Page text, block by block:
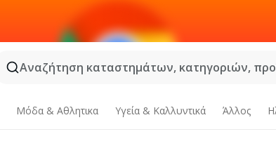
Αναζήτηση καταστημάτων, κατηγοριών,
Μόδα & Aθλητικα Υγεία & Καλλυντικά Άλλος